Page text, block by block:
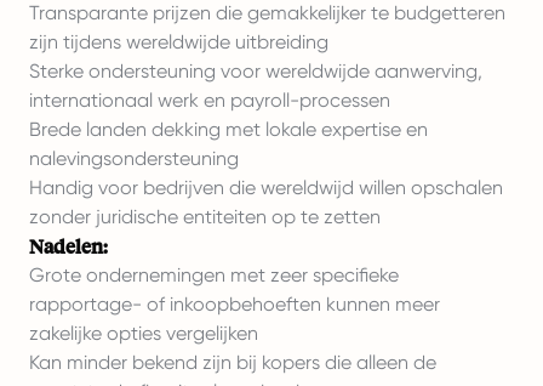
Transparante prijzen die gemakkelijker te budgetteren
zijn tijdens wereldwijde uitbreiding
Sterke ondersteuning voor wereldwijde aanwerving,
internationaal werk en payroll-processen
Brede landen dekking met lokale expertise en
nalevingsondersteuning
Handig voor bedrijven die wereldwijd willen opschalen
zonder juridische entiteiten op te zetten
Nadelen:
Grote ondernemingen met zeer specifieke
rapportage- of inkoopbehoeften kunnen meer
zakelijke opties vergelijken
Kan minder bekend zijn bij kopers die alleen de